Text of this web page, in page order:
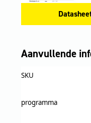
Aanvullende
SKU
programma